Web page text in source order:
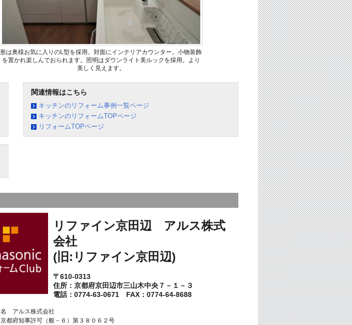
形は奥様お気に入りのL型を採用。対面にインテリアカウンター。小物装飾
を置かれ楽しんでおられます。照明はダウンライト美ルックを採用。より
美しく見えます。
関連情報はこちら
キッチンのリフォーム事例一覧ページ
キッチンのリフォームTOPページ
リフォームTOPページ
リファイン京田辺 アルス株式
会社
(旧:リファイン京田辺)
〒610-0313
住所：京都府京田辺市三山木中央７－１－３
電話：0774-63-0671 FAX：0774-64-8688
名 アルス株式会社
都府知事許可（般－６）第３８０６２号